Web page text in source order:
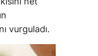
vurguladı.